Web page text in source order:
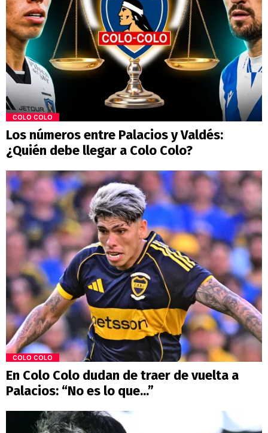
COLO COLO
Los números entre Palacios y Valdés:
¿Quién debe llegar a Colo Colo?
COLO COLO
En Colo Colo dudan de traer de vuelta a
Palacios: “No es lo que...”